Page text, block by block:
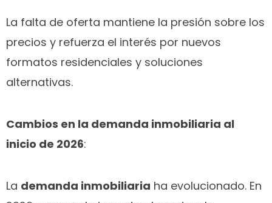
La falta de oferta mantiene la presión sobre los
precios y refuerza el interés por nuevos
formatos residenciales y soluciones
alternativas.
Cambios en la demanda inmobiliaria al
inicio de 2026:
La demanda inmobiliaria ha evolucionado. En